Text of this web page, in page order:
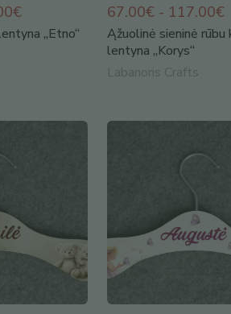
„Etno“
67.00€ - 117.00€
Ąžuolinė sieninė rūbu
lentyna „Korys“
Labanoris Crafts